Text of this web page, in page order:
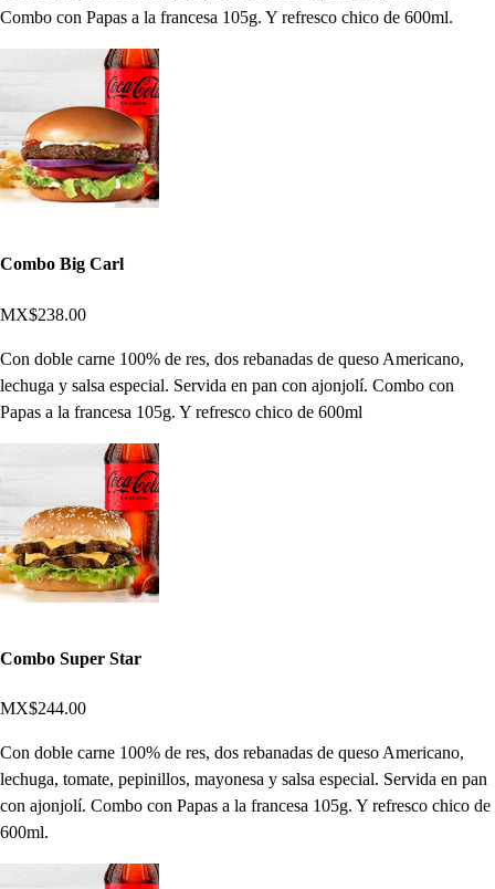
Combo con Papas a la francesa 105g. Y refresco chico de 600ml.
Combo Big Carl
MX$238.00
Con doble carne 100% de res, dos rebanadas de queso Americano,
lechuga y salsa especial. Servida en pan con ajonjolí. Combo con
Papas a la francesa 105g. Y refresco chico de 600ml
Combo Super Star
MX$244.00
Con doble carne 100% de res, dos rebanadas de queso Americano,
lechuga, tomate, pepinillos, mayonesa y salsa especial. Servida en pan
con ajonjolí. Combo con Papas a la francesa 105g. Y refresco chico de
600ml.